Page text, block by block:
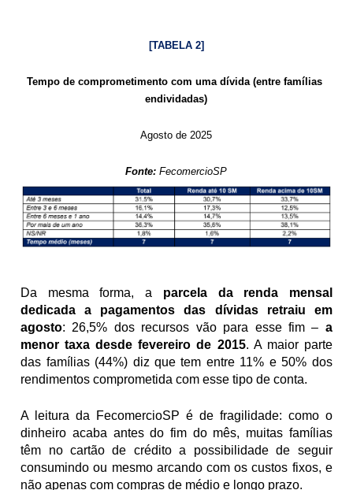
[TABELA 2]
Tempo de comprometimento com uma dívida (entre famílias
endividadas)
Agosto de 2025
Fonte: FecomercioSP
Da mesma forma, a parcela da renda mensal
dedicada a pagamentos das dívidas retraiu em
agosto: 26,5% dos recursos vão para esse fim – a
menor taxa desde fevereiro de 2015. A maior parte
das famílias (44%) diz que tem entre 11% e 50% dos
rendimentos comprometida com esse tipo de conta.
A leitura da FecomercioSP é de fragilidade: como o
dinheiro acaba antes do fim do mês, muitas famílias
têm no cartão de crédito a possibilidade de seguir
consumindo ou mesmo arcando com os custos fixos, e
não apenas com compras de médio e longo prazo.